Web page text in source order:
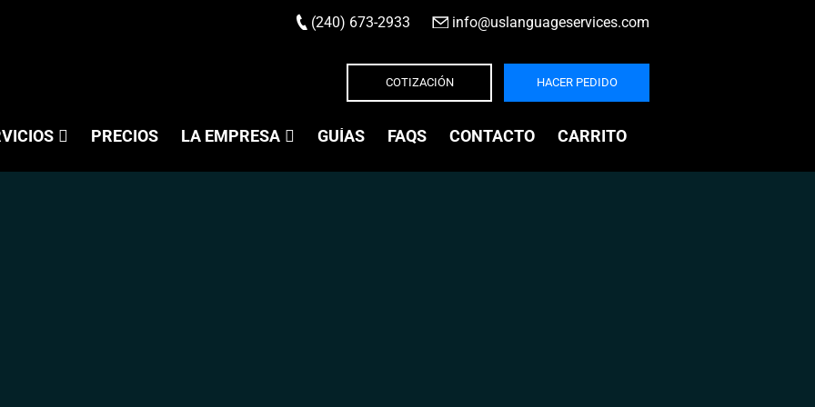
(240) 673-2933 info@uslanguageservices.com
COTIZACIÓN HACER PEDIDO
PRECIOS LA EMPRESA GUÍAS FAQS CONTACTO CARRITO